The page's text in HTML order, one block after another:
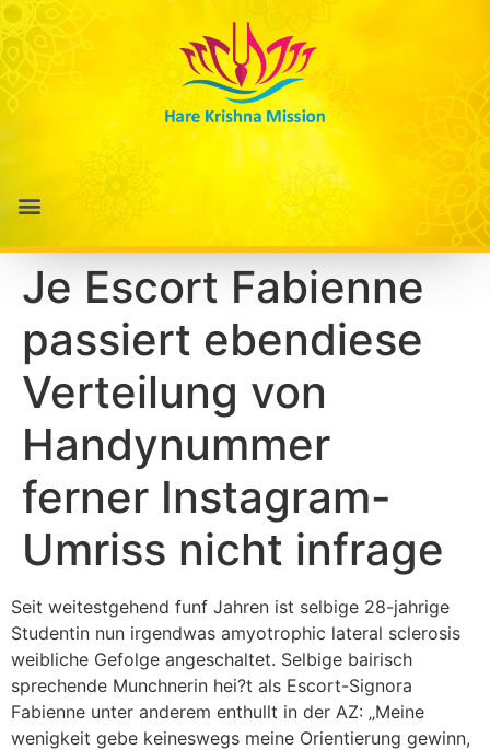
Je Escort Fabienne
passiert ebendiese
Verteilung von
Handynummer
ferner Instagram-
Umriss nicht infrage
Seit weitestgehend funf Jahren ist selbige 28-jahrige
Studentin nun irgendwas amyotrophic lateral sclerosis
weibliche Gefolge angeschaltet. Selbige bairisch
sprechende Munchnerin hei?t als Escort-Signora
Fabienne unter anderem enthullt in der AZ: „Meine
wenigkeit gebe keineswegs meine Orientierung gewinn,